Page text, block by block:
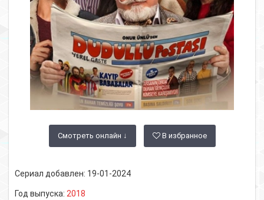
Смотреть онлайн ↓ В избранное
Сериал добавлен: 19-01-2024
Год выпуска: 2018